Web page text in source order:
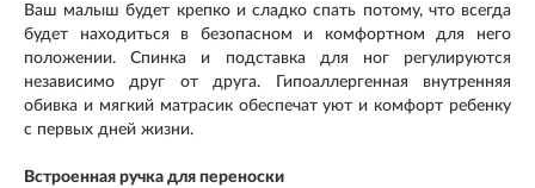
Ваш малыш будет крепко и сладко спать потому, что всегда
будет находиться в безопасном и комфортном для него
положении. Спинка и подставка для ног регулируются
независимо друг от друга. Гипоаллергенная внутренняя
обивка и мягкий матрасик обеспечат уют и комфорт ребенку
с первых дней жизни.
Встроенная ручка для переноски